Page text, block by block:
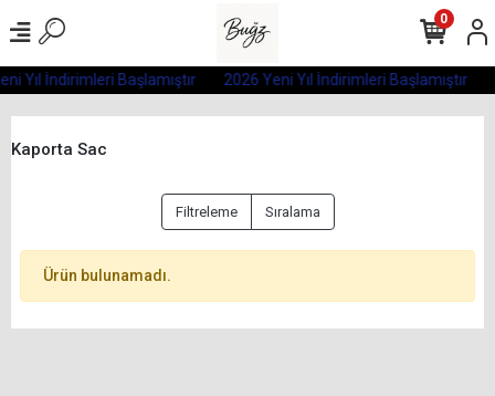
Yıl İndirimleri Başlamıştır 2026 Yeni Yıl İndirimleri Başlamıştır
0
Kaporta Sac
Filtreleme Sıralama
Ürün bulunamadı.